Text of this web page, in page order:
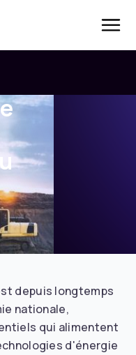
depuis longtemps
nationale,
qui alimentent
d'énergie